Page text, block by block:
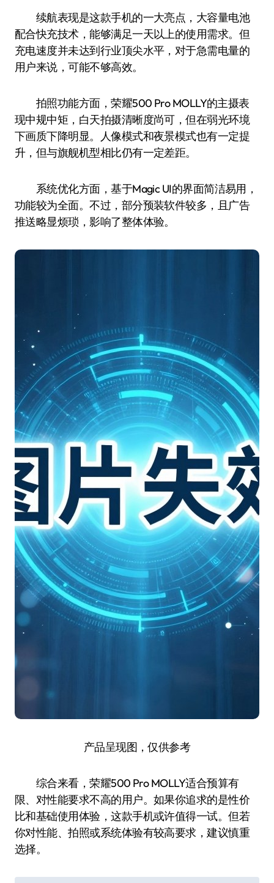
续航表现是这款手机的一大亮点，大容量电池
配合快充技术，能够满足一天以上的使用需求。但
充电速度并未达到行业顶尖水平，对于急需电量的
用户来说，可能不够高效。
拍照功能方面，荣耀500 Pro MOLLY的主摄表
现中规中矩，白天拍摄清晰度尚可，但在弱光环境
下画质下降明显。人像模式和夜景模式也有一定提
升，但与旗舰机型相比仍有一定差距。
系统优化方面，基于Magic UI的界面简洁易用，
功能较为全面。不过，部分预装软件较多，且广告
推送略显烦琐，影响了整体体验。
产品呈现图，仅供参考
综合来看，荣耀500 Pro MOLLY适合预算有
限、对性能要求不高的用户。如果你追求的是性价
比和基础使用体验，这款手机或许值得一试。但若
你对性能、拍照或系统体验有较高要求，建议慎重
选择。